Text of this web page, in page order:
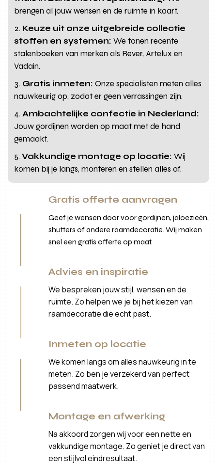
brengen al jouw wensen en de ruimte in kaart.
Keuze uit onze uitgebreide collectie
stoffen en systemen: We tonen recente
stalenboeken van merken als Rever, Artelux en
Vadain.
Gratis inmeten: Onze specialisten meten alles
nauwkeurig op, zodat er geen verrassingen zijn.
Ambachtelijke confectie in Nederland:
Jouw gordijnen worden op maat met de hand
gemaakt.
Vakkundige montage op locatie: Wij
komen bij je langs, monteren en stellen alles af.
Gratis offerte aanvragen
Geef je wensen door voor gordijnen, jaloezieën,
shutters of andere raamdecoratie. Wij maken
snel een gratis offerte op maat.
Advies en inspiratie
We bespreken jouw stijl, wensen en de
ruimte. Zo helpen we je bij het kiezen van
raamdecoratie die echt past.
Inmeten op locatie
We komen langs om alles nauwkeurig in te
meten. Zo ben je verzekerd van perfect
passend maatwerk.
Montage en afwerking
Na akkoord zorgen wij voor een nette en
vakkundige montage. Zo geniet je direct van
een stijlvol eindresultaat.